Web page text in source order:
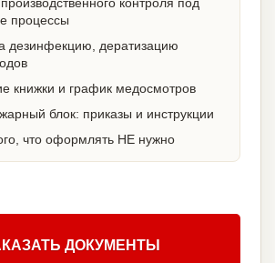
процессы
дезинфекцию, дератизацию
книжки и график медосмотров
блок: приказы и инструкции
что оформлять НЕ нужно
ДОКУМЕНТЫ